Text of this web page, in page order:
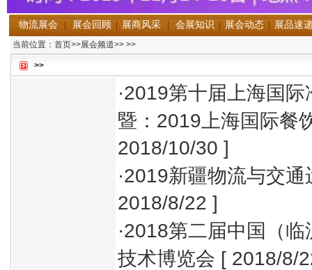
物流展会 展会回顾 展商风采 会展知识 展会动态 展品速
当前位置： 首页>>展会频道>> >>
>>
·2019第十届上海国
暨：2019上海国际餐
2018/10/30 ]
·2019新疆物流与交通
2018/8/22 ]
·2018第二届中国（
技术博览会 [ 2018/8/